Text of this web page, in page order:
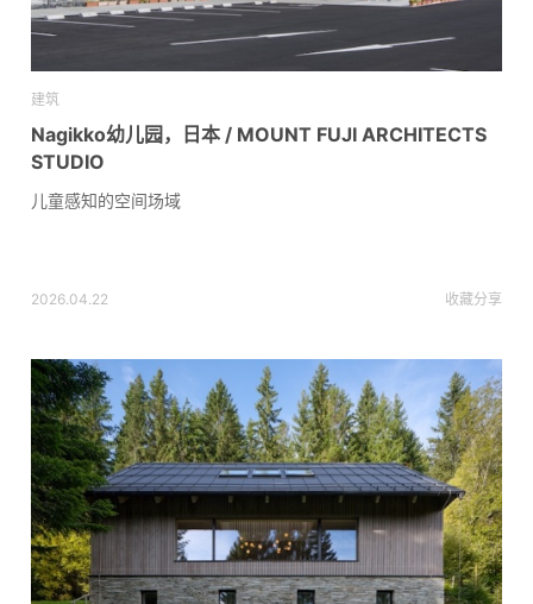
建筑
Nagikko幼儿园，日本 / MOUNT FUJI ARCHITECTS
STUDIO
儿童感知的空间场域
2026.04.22 收藏分享